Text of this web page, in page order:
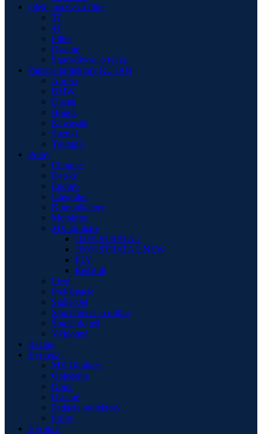
Oleje, mazivá a filtre
2T
4T
Filtre
Ostatné
Starostlivosť o reťaz
Padacie protektory RUTAN
Aprilia
BMW
Ducati
Honda
Kawasaki
Suzuki
Triumph
Prilby
Chopper
Detské
Enduro
Integrálne
Komunikátory
Motokros
MX okuliare
100% STRATA 2
100% STRATA 2 NEW
FLY
RedBull
Plexi
Preklápacie
Skúter/Jet
Starostlivosť o prilbu
Štuple do uší
Výklopné
Racing
Výpredaj
MX Okuliare
Oblečenie
Obuv
Ostatné
Padacie protektory
Prilby
Výrobca